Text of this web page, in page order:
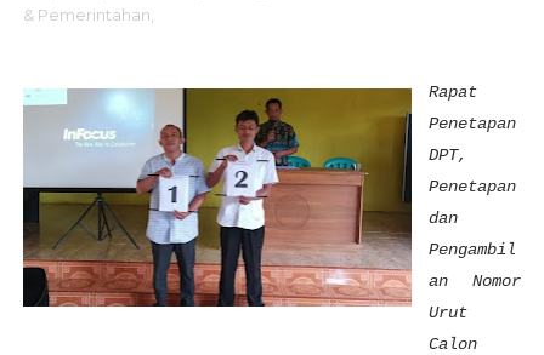
& Pemerintahan,
Rapat
Penetapan
DPT,
Penetapan
dan
Pengambil
an Nomor
Urut
Calon